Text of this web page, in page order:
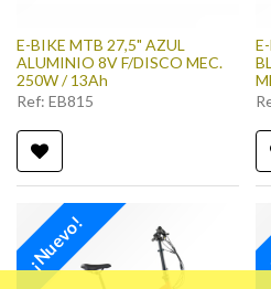
E-BIKE MTB 27,5" AZUL
ALUMINIO 8V F/DISCO MEC.
250W / 13Ah
Ref: EB815
¡Nuevo!